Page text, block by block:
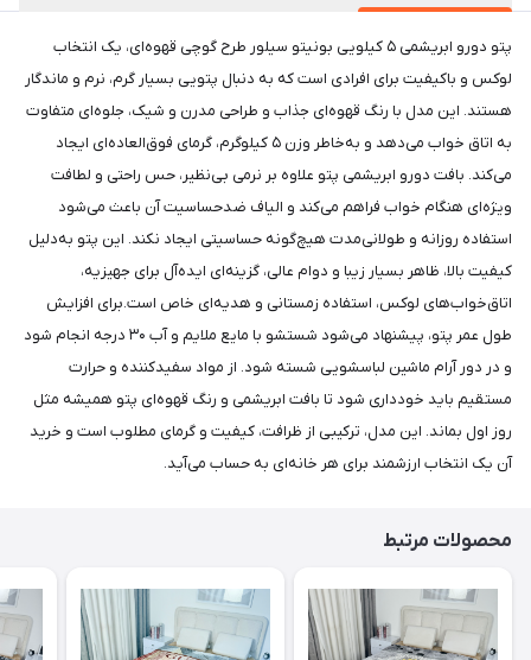
پتو دورو ابریشمی ۵ کیلویی بونیتو سیلور طرح گوچی قهوه‌ای، یک انتخاب
لوکس و باکیفیت برای افرادی است که به دنبال پتویی بسیار گرم، نرم و ماندگار
هستند. این مدل با رنگ قهوه‌ای جذاب و طراحی مدرن و شیک، جلوه‌ای متفاوت
به اتاق خواب می‌دهد و به‌خاطر وزن ۵ کیلوگرم، گرمای فوق‌العاده‌ای ایجاد
می‌کند. بافت دورو ابریشمی پتو علاوه بر نرمی بی‌نظیر، حس راحتی و لطافت
ویژه‌ای هنگام خواب فراهم می‌کند و الیاف ضدحساسیت آن باعث می‌شود
استفاده روزانه و طولانی‌مدت هیچ‌گونه حساسیتی ایجاد نکند. این پتو به‌دلیل
کیفیت بالا، ظاهر بسیار زیبا و دوام عالی، گزینه‌ای ایده‌آل برای جهیزیه،
اتاق‌خواب‌های لوکس، استفاده زمستانی و هدیه‌ای خاص است.برای افزایش
طول عمر پتو، پیشنهاد می‌شود شستشو با مایع ملایم و آب ۳۰ درجه انجام شود
و در دور آرام ماشین لباسشویی شسته شود. از مواد سفیدکننده و حرارت
مستقیم باید خودداری شود تا بافت ابریشمی و رنگ قهوه‌ای پتو همیشه مثل
روز اول بماند. این مدل، ترکیبی از ظرافت، کیفیت و گرمای مطلوب است و خرید
آن یک انتخاب ارزشمند برای هر خانه‌ای به حساب می‌آید.
محصولات مرتبط